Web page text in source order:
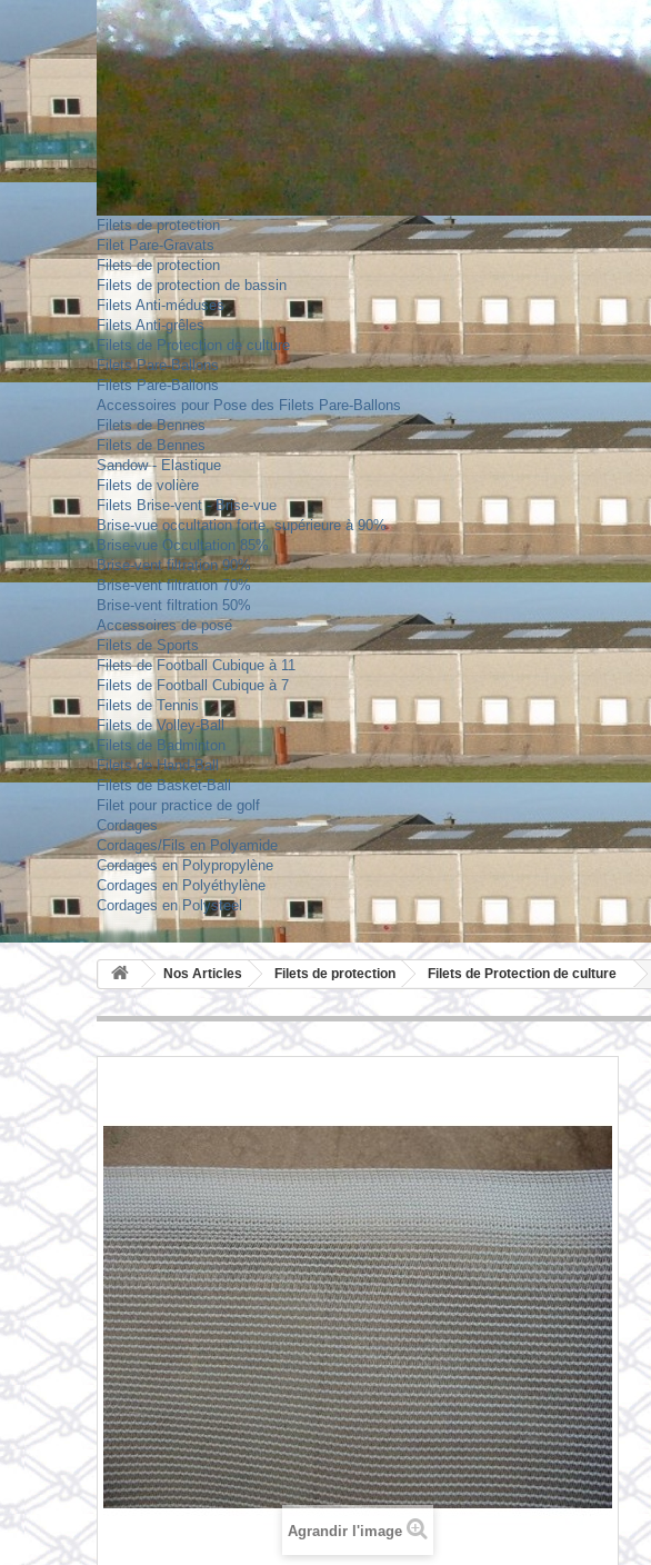
Filets de protection
Filet Pare-Gravats
Filets de protection
Filets de protection de bassin
Filets Anti-méduses
Filets Anti-grêles
Filets de Protection de culture
Filets Pare-Ballons
Filets Pare-Ballons
Accessoires pour Pose des Filets Pare-Ballons
Filets de Bennes
Filets de Bennes
Sandow - Elastique
Filets de volière
Filets Brise-vent - Brise-vue
Brise-vue occultation forte, supérieure à 90%
Brise-vue Occultation 85%
Brise-vent filtration 90%
Brise-vent filtration 70%
Brise-vent filtration 50%
Accessoires de pose
Filets de Sports
Filets de Football Cubique à 11
Filets de Football Cubique à 7
Filets de Tennis
Filets de Volley-Ball
Filets de Badminton
Filets de Hand-Ball
Filets de Basket-Ball
Filet pour practice de golf
Cordages
Cordages/Fils en Polyamide
Cordages en Polypropylène
Cordages en Polyéthylène
Cordages en Polysteel
Nos Articles Filets de protection Filets de Protection de culture
Agrandir l'image